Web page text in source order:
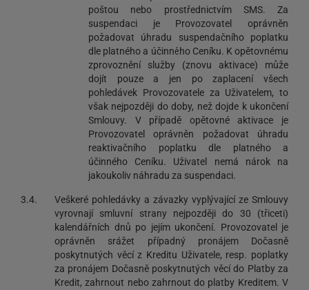
poštou nebo prostřednictvím SMS. Za
suspendaci je Provozovatel oprávněn
požadovat úhradu suspendačního poplatku
dle platného a účinného Ceníku. K opětovnému
zprovoznění služby (znovu aktivace) může
dojít pouze a jen po zaplacení všech
pohledávek Provozovatele za Uživatelem, to
však nejpozději do doby, než dojde k ukončení
Smlouvy. V případě opětovné aktivace je
Provozovatel oprávněn požadovat úhradu
reaktivačního poplatku dle platného a
účinného Ceníku. Uživatel nemá nárok na
jakoukoliv náhradu za suspendaci.
3.4.
Veškeré pohledávky a závazky vyplývající ze Smlouvy
vyrovnají smluvní strany nejpozději do 30 (třiceti)
kalendářních dnů po jejím ukončení. Provozovatel je
oprávněn srážet případný pronájem Dočasně
poskytnutých věcí z Kreditu Uživatele, resp. poplatky
za pronájem Dočasně poskytnutých věcí do Platby za
Kredit, zahrnout nebo zahrnout do platby Kreditem. V